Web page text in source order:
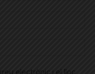
electrònic i el lloc